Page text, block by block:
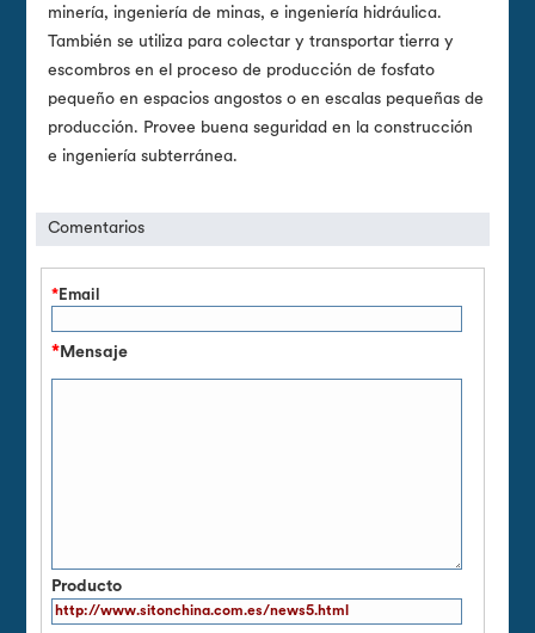
minería, ingeniería de minas, e ingeniería hidráulica.
También se utiliza para colectar y transportar tierra y
escombros en el proceso de producción de fosfato
pequeño en espacios angostos o en escalas pequeñas de
producción. Provee buena seguridad en la construcción
e ingeniería subterránea.
Comentarios
*Email
*Mensaje
Producto